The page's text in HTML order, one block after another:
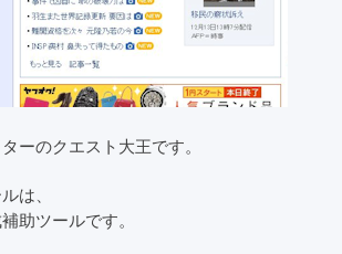
ーのクエスト大王です。
は、
助ツールです。